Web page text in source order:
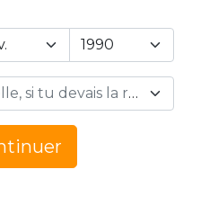
Ta situation actuelle, si tu devais la résumer en 1 mot… *